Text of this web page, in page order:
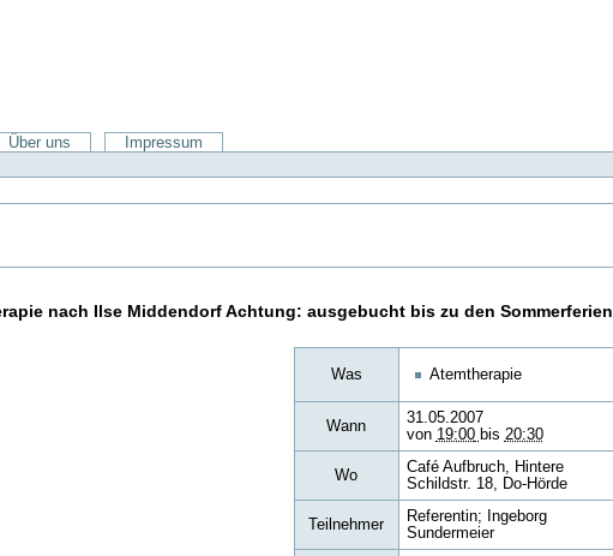
Über uns
Impressum
nach Ilse Middendorf Achtung: ausgebucht bis zu den Sommerferien
Was Atemtherapie
Wann
31.05.2007
von 19:00 bis 20:30
Wo
Café Aufbruch, Hintere
Schildstr. 18, Do-Hörde
Teilnehmer
Referentin; Ingeborg
Sundermeier